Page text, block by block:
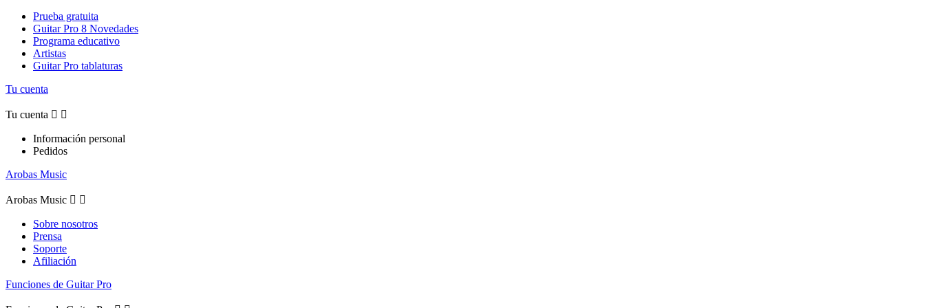
Prueba gratuita
Guitar Pro 8 Novedades
Programa educativo
Artistas
Guitar Pro tablaturas
Tu cuenta
Tu cuenta  
Información personal
Pedidos
Arobas Music
Arobas Music  
Sobre nosotros
Prensa
Soporte
Afiliación
Funciones de Guitar Pro